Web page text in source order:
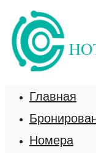
Главная
Номера